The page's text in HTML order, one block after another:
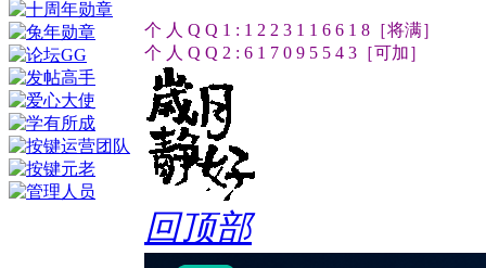
个 人 Q Q 1 : 1 2 2 3 1 1 6 6 1 8［将满］
个 人 Q Q 2 : 6 1 7 0 9 5 5 4 3［可加］
回顶部